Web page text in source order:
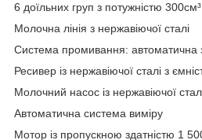
6 доїльних груп з потужністю 300см³
Молочна лінія з нержавіючої сталі
Система промивання: автоматична
Ресивер із нержавіючої сталі з
Молочний насос із нержавіючої
Автоматична система виміру
Мотор із пропускною здатністю 1